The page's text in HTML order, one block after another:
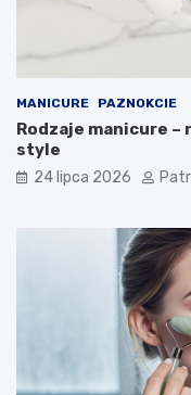
MANICURE PAZNOKCIE
Rodzaje manicure
style
24 lipca 2026